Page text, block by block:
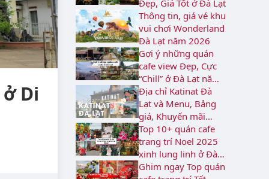
Di
Đẹp, Giá Tốt ở Đà Lạt
Thông tin, giá vé khu
vui chơi Wonderland
Đà Lạt năm 2026
Gợi ý những quán
cafe view Đẹp, Cực
“Chill” ở Đà Lạt năm
2026
Địa chỉ Katinat Đà
Lạt và Menu, Bảng
giá, Khuyến mãi
2026
Top 10+ quán cafe
trang trí Noel 2025
xinh lung linh ở Đà
Lạt
Ghim ngay Top quán